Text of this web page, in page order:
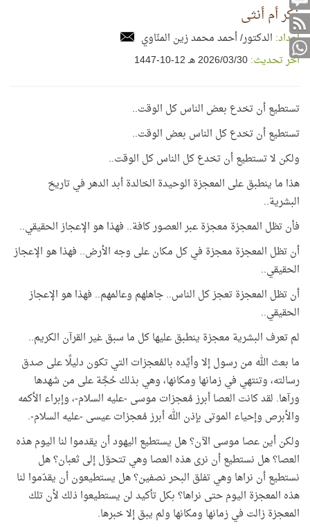
ذكر أم أنثى
إعداد: الدكتور/ أحمد محمد زين المنّاوي
آخر تحديث:30‏/03‏/2026 هـ 12-10-1447
تستطيع أن تخدع بعض الناس كل الوقت..
تستطيع أن تخدع كل الناس بعض الوقت..
ولكن لا تستطيع أن تخدع كل الناس كل الوقت..
هذا ما ينطبق على المعجزة الوحيدة الخالدة أبد الدهر في تاريخ
البشرية..
فأن تظل المعجزة معجزة عبر العصور كافة.. فهذا هو الإعجاز الحقيقي..
أن تظل المعجزة معجزة في كل مكان على وجه الأرض.. فهذا هو الإعجاز
الحقيقي..
أن تظل المعجزة تعجز كل الناس.. جاهلهم وعالمهم.. فهذا هو الإعجاز
الحقيقي..
لم تعرف البشرية معجزة ينطبق عليها كل ما سبق غير القرآن الكريم..
ما بعث الله من رسول إلا وأيَّده بالمُعجزات التي تكون دليلًا على صدق
رسالته، وتنتهي في زمانها ومكانها، وهي بذلك حُجَّة على من شهدها
ورآها. لقد كانت العصا أبرز مُعجزات موسى -عليه السلام-، وإبراء الأكمه
والأبرص وإحياء الموتى بإذن الله أبرز مُعجزات عيسى -عليه السلام-.
ولكن أين عصا موسى الآن؟ هل يستطيع اليهود أن يقدموا لنا اليوم هذه
العصا؟ هل نستطيع أن نرى هذه العصا وهي تتحوّل إلى ثعبان؟ هل
نستطيع أن نراها وهي تفلق البحر نصفين؟ هل يستطيعون أن يقدّموا لنا
هذه المعجزة اليوم حتى نراها؟ بكل تأكيد لن يستطيعوا ذلك لأن تلك
المعجزة زالت في زمانها ومكانها ولم يبق إلا خبرها.